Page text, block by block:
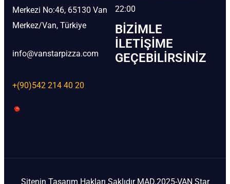
Merkezi No:46, 65130 Van
Merkez/Van, Türkiye
info@vanstarpizza.com
+(90)542 214 40 20
22:00
BIZIMLE
İLETIŞIME
GEÇEBILIRSINIZ
Sitenin Tasarım Hakları Saklıdır MAD.2025-VAN Star